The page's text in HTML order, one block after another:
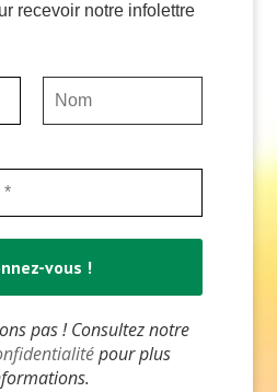
recevoir notre infolettre
pas ! Consultez notre
pour plus